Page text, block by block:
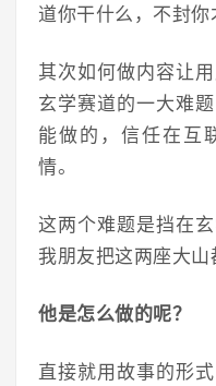
道你干什么，不封你
其次如何做内容让
玄学赛道的一大难
能做的，信任在互
情。
这两个难题是挡在
我朋友把这两座大山
他是怎么做的呢？
直接就用故事的形